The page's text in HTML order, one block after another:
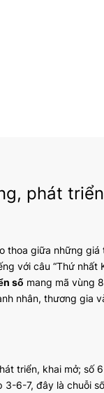
phát
thoa giữa những
với câu “Thứ nhất
số mang mã vùng
nhân, thương gia
triển, khai mở; số
6-7, đây là chuỗi